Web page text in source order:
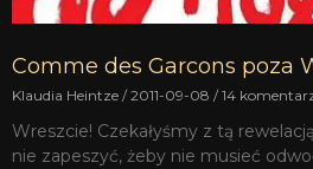
Comme des Garcons poza
Klaudia Heintze 2011-09-08 14
Wreszcie! Czekałyśmy z tą
nie zapeszyć, żeby nie musieć